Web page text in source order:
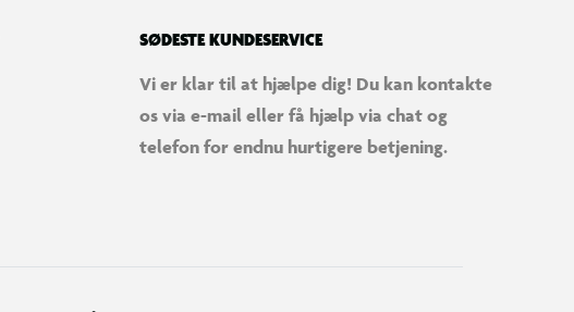
SØDESTE KUNDESERVICE
Vi er klar til at hjælpe dig! Du kan kontakte
os via e-mail eller få hjælp via chat og
telefon for endnu hurtigere betjening.